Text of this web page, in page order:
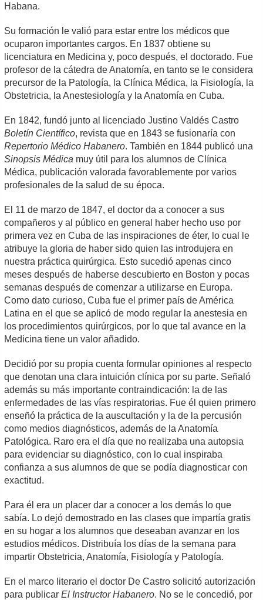
Habana.
Su formación le valió para estar entre los médicos que
ocuparon importantes cargos. En 1837 obtiene su
licenciatura en Medicina y, poco después, el doctorado. Fue
profesor de la cátedra de Anatomía, en tanto se le considera
precursor de la Patología, la Clínica Médica, la Fisiología, la
Obstetricia, la Anestesiología y la Anatomía en Cuba.
En 1842, fundó junto al licenciado Justino Valdés Castro
Boletín Científico, revista que en 1843 se fusionaría con
Repertorio Médico Habanero. También en 1844 publicó una
Sinopsis Médica muy útil para los alumnos de Clínica
Médica, publicación valorada favorablemente por varios
profesionales de la salud de su época.
El 11 de marzo de 1847, el doctor da a conocer a sus
compañeros y al público en general haber hecho uso por
primera vez en Cuba de las inspiraciones de éter, lo cual le
atribuye la gloria de haber sido quien las introdujera en
nuestra práctica quirúrgica. Esto sucedió apenas cinco
meses después de haberse descubierto en Boston y pocas
semanas después de comenzar a utilizarse en Europa.
Como dato curioso, Cuba fue el primer país de América
Latina en el que se aplicó de modo regular la anestesia en
los procedimientos quirúrgicos, por lo que tal avance en la
Medicina tiene un valor añadido.
Decidió por su propia cuenta formular opiniones al respecto
que denotan una clara intuición clínica por su parte. Señaló
además su más importante contraindicación: la de las
enfermedades de las vías respiratorias. Fue él quien primero
enseñó la práctica de la auscultación y la de la percusión
como medios diagnósticos, además de la Anatomía
Patológica. Raro era el día que no realizaba una autopsia
para evidenciar su diagnóstico, con lo cual inspiraba
confianza a sus alumnos de que se podía diagnosticar con
exactitud.
Para él era un placer dar a conocer a los demás lo que
sabía. Lo dejó demostrado en las clases que impartía gratis
en su hogar a los alumnos que deseaban avanzar en los
estudios médicos. Distribuía los días de la semana para
impartir Obstetricia, Anatomía, Fisiología y Patología.
En el marco literario el doctor De Castro solicitó autorización
para publicarEl Instructor Habanero. No se le concedió, por